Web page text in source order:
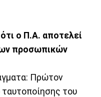
ότι ο Π.Α. αποτελεί
προσωπικών
Πρώτον
ταυτοποίησης του